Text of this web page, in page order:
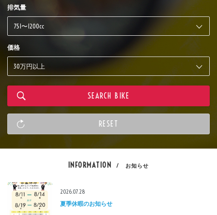
排気量
価格
INFORMATION / お知らせ
2026.07.28
夏季休暇のお知らせ